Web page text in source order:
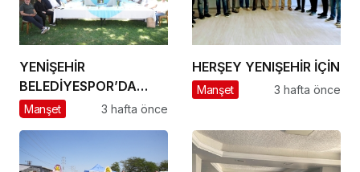
YENİŞEHİR
BELEDİYESPOR’DA
GÜÇLÜ YÖNETİM,
Manşet 3 hafta önce
HERŞEY YENIŞEHİR İÇİN
Manşet 3 hafta önce